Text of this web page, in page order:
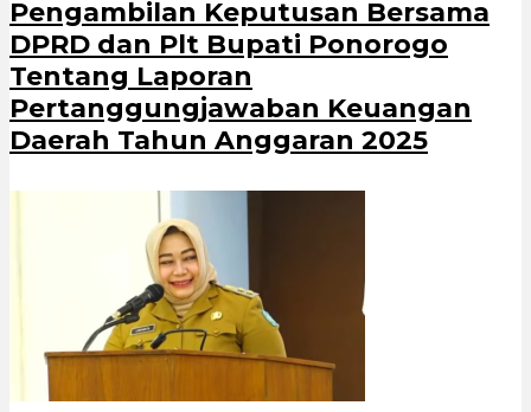
Pengambilan Keputusan Bersama
DPRD dan Plt Bupati Ponorogo
Tentang Laporan
Pertanggungjawaban Keuangan
Daerah Tahun Anggaran 2025